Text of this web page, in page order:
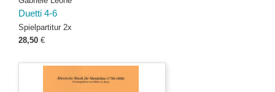
Duetti 4-6
Spielpartitur 2x
28,50 €